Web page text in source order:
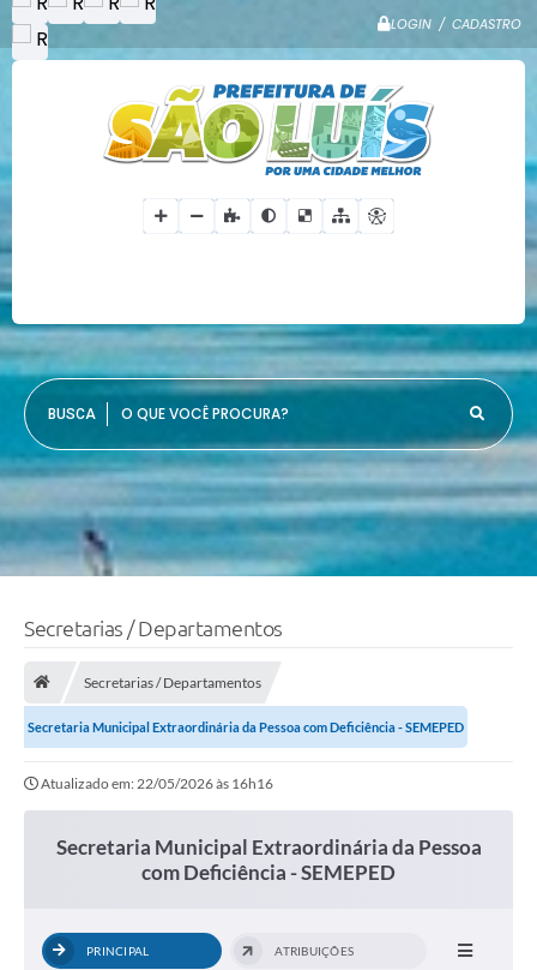
LOGIN / CADASTRO
O QUE VOCÊ PROCURA?
Secretarias / Departamentos
Secretarias / Departamentos
Secretaria Municipal Extraordinária da Pessoa com Deficiência - SEMEPED
Atualizado em: 22/05/2026 às 16h16
Secretaria Municipal Extraordinária da Pessoa
com Deficiência - SEMEPED
PRINCIPAL ATRIBUIÇÕES